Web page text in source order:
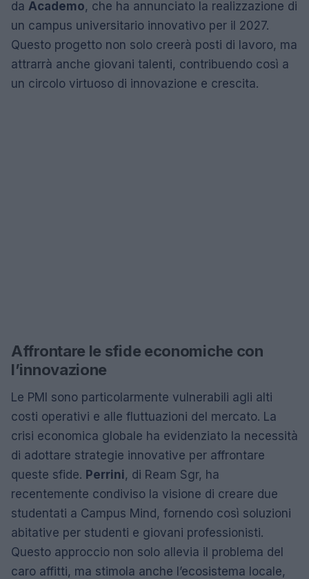
da Academo, che ha annunciato la realizzazione di
un campus universitario innovativo per il 2027.
Questo progetto non solo creerà posti di lavoro, ma
attrarrà anche giovani talenti, contribuendo così a
un circolo virtuoso di innovazione e crescita.
Affrontare le sfide economiche con
l’innovazione
Le PMI sono particolarmente vulnerabili agli alti
costi operativi e alle fluttuazioni del mercato. La
crisi economica globale ha evidenziato la necessità
di adottare strategie innovative per affrontare
queste sfide. Perrini, di Ream Sgr, ha
recentemente condiviso la visione di creare due
studentati a Campus Mind, fornendo così soluzioni
abitative per studenti e giovani professionisti.
Questo approccio non solo allevia il problema del
caro affitti, ma stimola anche l’ecosistema locale,